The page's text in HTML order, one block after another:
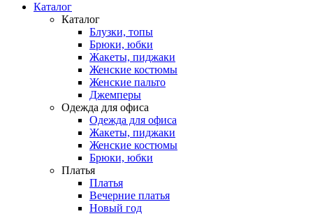
Каталог
Каталог
Блузки, топы
Брюки, юбки
Жакеты, пиджаки
Женские костюмы
Женские пальто
Джемперы
Одежда для офиса
Одежда для офиса
Жакеты, пиджаки
Женские костюмы
Брюки, юбки
Платья
Платья
Вечерние платья
Новый год